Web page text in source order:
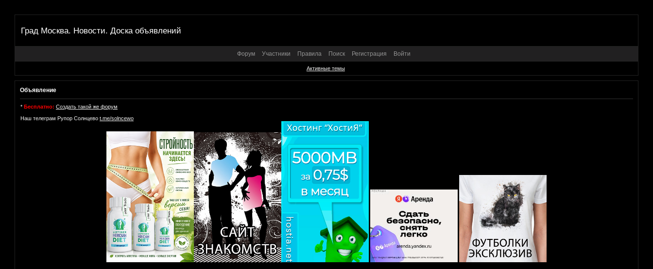
Град Москва. Новости. Доска объявлений
Форум Участники Правила Поиск Регистрация Войти
Активные темы
Объявление
* Бесплатно: Создать такой же форум
Наш телеграм Рупор Солнцево t.me/solncewo